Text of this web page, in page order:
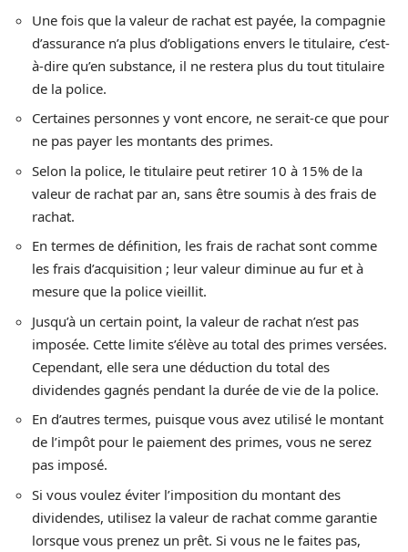
Une fois que la valeur de rachat est payée, la compagnie
d’assurance n’a plus d’obligations envers le titulaire, c’est-
à-dire qu’en substance, il ne restera plus du tout titulaire
de la police.
Certaines personnes y vont encore, ne serait-ce que pour
ne pas payer les montants des primes.
Selon la police, le titulaire peut retirer 10 à 15% de la
valeur de rachat par an, sans être soumis à des frais de
rachat.
En termes de définition, les frais de rachat sont comme
les frais d’acquisition ; leur valeur diminue au fur et à
mesure que la police vieillit.
Jusqu’à un certain point, la valeur de rachat n’est pas
imposée. Cette limite s’élève au total des primes versées.
Cependant, elle sera une déduction du total des
dividendes gagnés pendant la durée de vie de la police.
En d’autres termes, puisque vous avez utilisé le montant
de l’impôt pour le paiement des primes, vous ne serez
pas imposé.
Si vous voulez éviter l’imposition du montant des
dividendes, utilisez la valeur de rachat comme garantie
lorsque vous prenez un prêt. Si vous ne le faites pas,